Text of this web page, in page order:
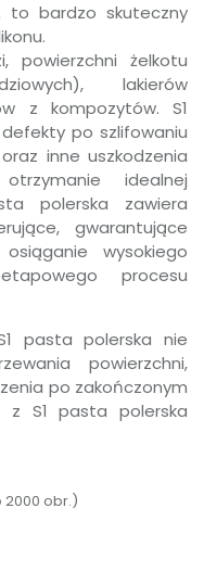
to bardzo skuteczny
powierzchni żelkotu
lakierów
z kompozytów. S1
po szlifowaniu
inne uszkodzenia
idealnej
polerska zawiera
gwarantujące
wysokiego
procesu
pasta polerska nie
powierzchni,
po zakończonym
z S1 pasta polerska
obr.)